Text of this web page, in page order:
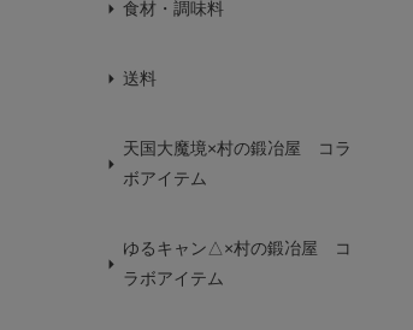
食材・調味料
送料
天国大魔境×村の鍛冶屋 コラ
ボアイテム
ゆるキャン△×村の鍛冶屋 コ
ラボアイテム